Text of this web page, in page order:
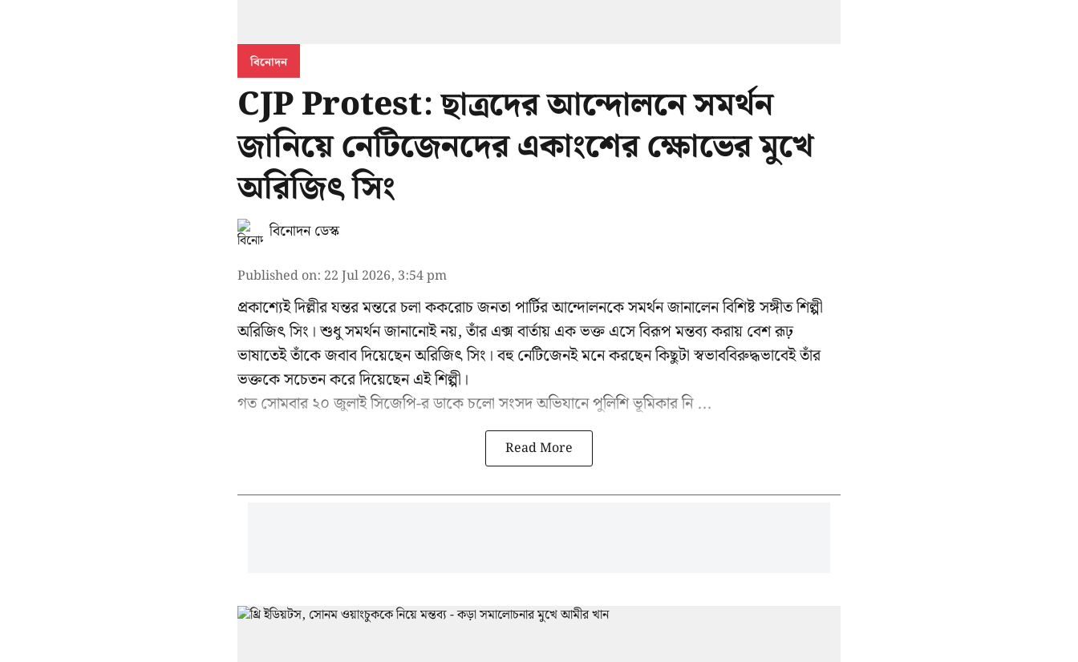
বিনোদন
CJP Protest: ছাত্রদের আন্দোলনে সমর্থন
জানিয়ে নেটিজেনদের একাংশের ক্ষোভের মুখে
অরিজিৎ সিং
বিনোদন ডেস্ক
Published on: 22 Jul 2026, 3:54 pm
প্রকাশ্যেই দিল্লীর যন্তর মন্তরে চলা ককরোচ জনতা পার্টির আন্দোলনকে সমর্থন জানালেন বিশিষ্ট সঙ্গীত শিল্পী
অরিজিৎ সিং। শুধু সমর্থন জানানোই নয়, তাঁর এক্স বার্তায় এক ভক্ত এসে বিরূপ মন্তব্য করায় বেশ রূঢ়
ভাষাতেই তাঁকে জবাব দিয়েছেন অরিজিৎ সিং। বহু নেটিজেনই মনে করছেন কিছুটা স্বভাববিরুদ্ধভাবেই তাঁর
ভক্তকে সচেতন করে দিয়েছেন এই শিল্পী।
গত সোমবার ২০ জুলাই সিজেপি-র ডাকে চলো সংসদ অভিযানে পুলিশি ভূমিকার নি ...
Read More